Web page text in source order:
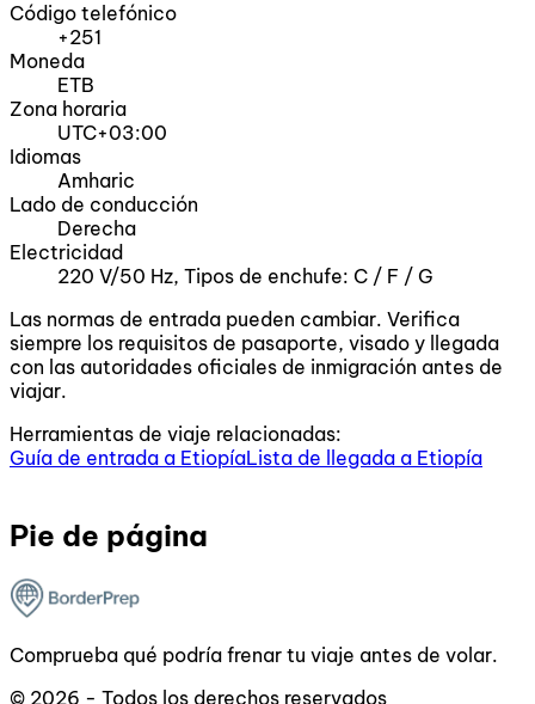
Código telefónico
+251
Moneda
ETB
Zona horaria
UTC+03:00
Idiomas
Amharic
Lado de conducción
Derecha
Electricidad
220 V/50 Hz, Tipos de enchufe: C / F / G
Las normas de entrada pueden cambiar. Verifica
siempre los requisitos de pasaporte, visado y llegada
con las autoridades oficiales de inmigración antes de
viajar.
Herramientas de viaje relacionadas:
Guía de entrada a EtiopíaLista de llegada a Etiopía
Pie de página
Comprueba qué podría frenar tu viaje antes de volar.
© 2026 - Todos los derechos reservados